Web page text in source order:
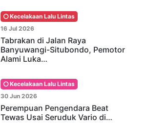
Kecelakaan Lalu Lintas
16 Jul 2026
Tabrakan di Jalan Raya
Banyuwangi-Situbondo, Pemotor
Alami Luka…
Kecelakaan Lalu Lintas
30 Jun 2026
Perempuan Pengendara Beat
Tewas Usai Seruduk Vario di…